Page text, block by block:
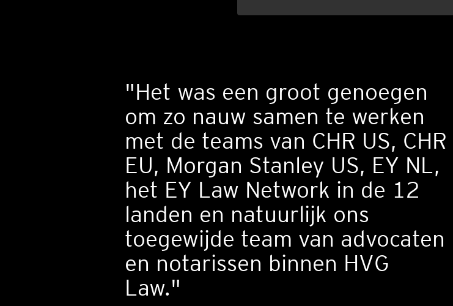
"Het was een groot genoegen
om zo nauw samen te werken
met de teams van CHR US, CHR
EU, Morgan Stanley US, EY NL,
het EY Law Network in de 12
landen en natuurlijk ons
toegewijde team van advocaten
en notarissen binnen HVG
Law."